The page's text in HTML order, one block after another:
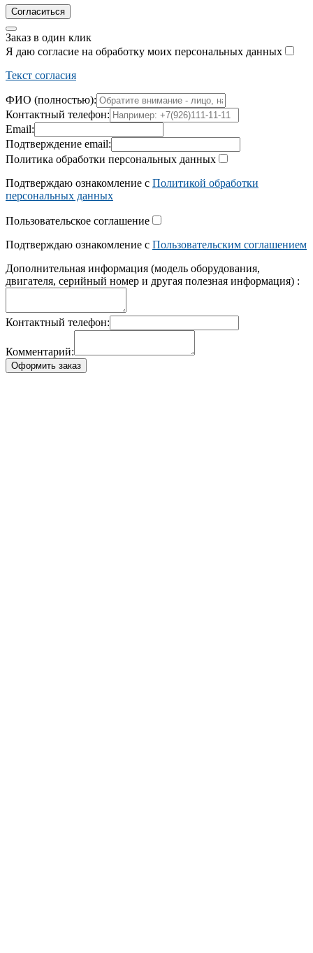
Согласиться
Заказ в один клик
Я даю согласие на обработку моих персональных данных
Текст согласия
ФИО (полностью):
Контактный телефон:
Email:
Подтверждение email:
Политика обработки персональных данных
Подтверждаю ознакомление с Политикой обработки
персональных данных
Пользовательское соглашение
Подтверждаю ознакомление с Пользовательским соглашением
Дополнительная информация (модель оборудования,
двигателя, серийный номер и другая полезная информация) :
Контактный телефон:
Комментарий:
Оформить заказ